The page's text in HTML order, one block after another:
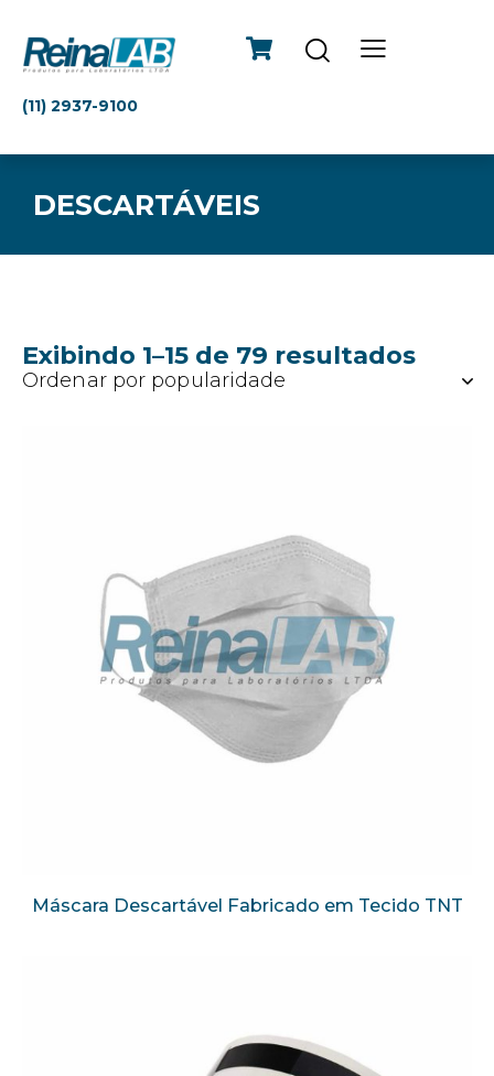
(11) 2937-9100
DESCARTÁVEIS
Exibindo 1–15 de 79 resultados
Máscara Descartável Fabricado em Tecido TNT